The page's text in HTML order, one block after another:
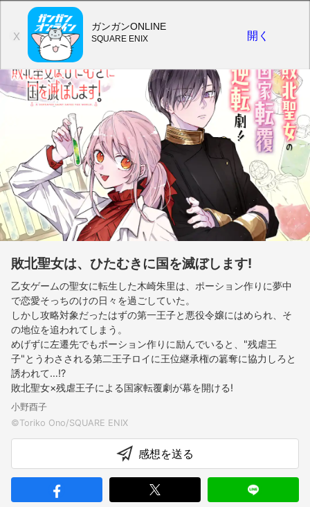
敗北聖女は、ひたむきに国を滅ぼします!
乙女ゲームの聖女に転生した木崎朱里は、ポーション作りに夢中
で恋愛そっちのけの日々を過ごしていた。
しかし攻略対象だったはずの第一王子と悪役令嬢にはめられ、そ
の地位を追われてしまう。
めげずに左遷先でもポーション作りに励んでいると、"残虐王
子"とうわさされる第二王子ロイに王位継承権の簒奪に協力しろと
誘われて…!?
敗北聖女×残虐王子による国家転覆劇が幕を開ける!
小野酉子
感想を送る
X
ガンガンONLINE
SQUARE ENIX 開く